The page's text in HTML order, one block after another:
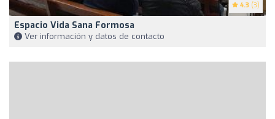
4.3 (3)
Espacio Vida Sana Formosa
Ver información y datos de contacto